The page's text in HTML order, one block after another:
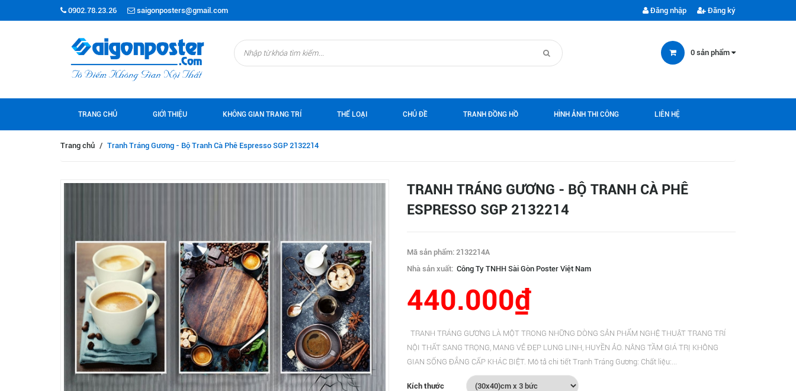
0902.78.23.26 saigonposters@gmail.com Đăng nhập Đăng ký
0 sản phẩm
TRANG CHỦ GIỚI THIỆU KHÔNG GIAN TRANG TRÍ THỂ LOẠI CHỦ ĐỀ TRANH ĐỒNG HỒ HÌNH ẢNH THI CÔNG LIÊN HỆ
Trang chủ / Tranh Tráng Gương - Bộ Tranh Cà Phê Espresso SGP 2132214
TRANH TRÁNG GƯƠNG - BỘ TRANH CÀ PHÊ
ESPRESSO SGP 2132214
Mã sản phẩm: 2132214A
Nhà sản xuất: Công Ty TNHH Sài Gòn Poster Việt Nam
440.000₫
TRANH TRÁNG GƯƠNG LÀ MỘT TRONG NHỮNG DÒNG SẢN PHẨM NGHỆ THUẬT TRANG TRÍ
NỘI THẤT SANG TRỌNG, MANG VẺ ĐẸP LUNG LINH, HUYỀN ẢO. NÂNG TẦM GIÁ TRỊ KHÔNG
GIAN SỐNG ĐẲNG CẤP KHÁC BIỆT. Mô tả chi tiết Tranh Tráng Gương: Chất liệu:...
Kích thước